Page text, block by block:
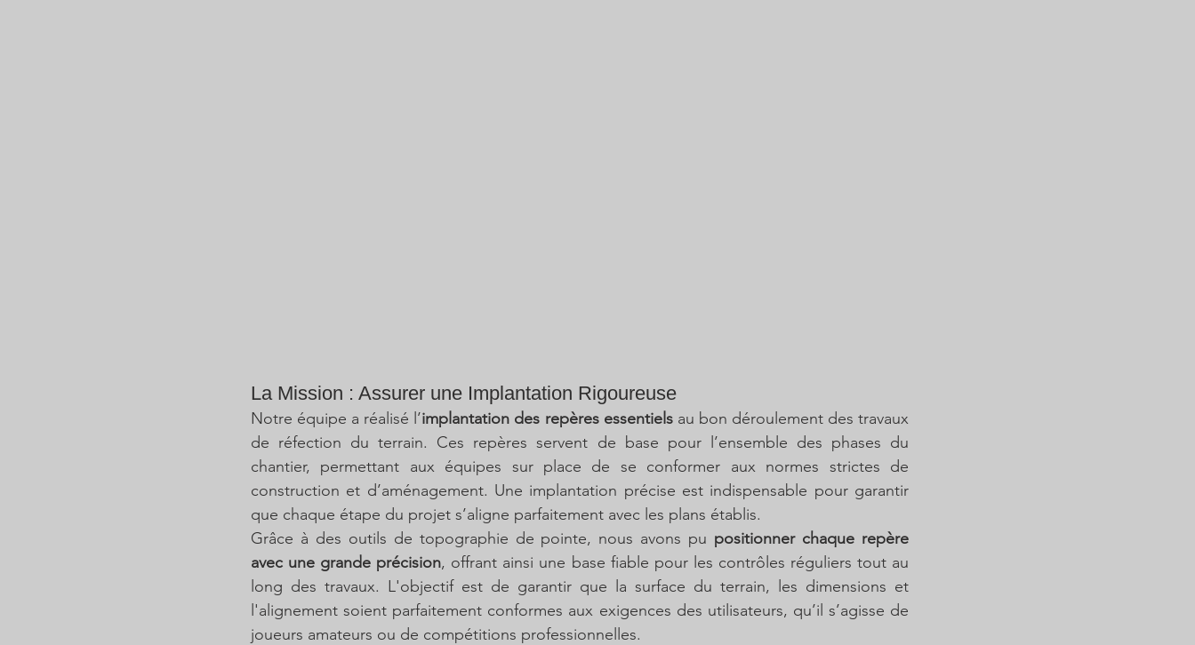
La Mission : Assurer une Implantation Rigoureuse
Notre équipe a réalisé l’implantation des repères essentiels au bon déroulement des travaux
de réfection du terrain. Ces repères servent de base pour l’ensemble des phases du
chantier, permettant aux équipes sur place de se conformer aux normes strictes de
construction et d’aménagement. Une implantation précise est indispensable pour garantir
que chaque étape du projet s’aligne parfaitement avec les plans établis.
Grâce à des outils de topographie de pointe, nous avons pu positionner chaque repère
avec une grande précision, offrant ainsi une base fiable pour les contrôles réguliers tout au
long des travaux. L'objectif est de garantir que la surface du terrain, les dimensions et
l'alignement soient parfaitement conformes aux exigences des utilisateurs, qu’il s’agisse de
joueurs amateurs ou de compétitions professionnelles.